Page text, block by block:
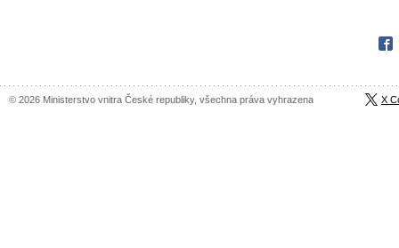
© 2026 Ministerstvo vnitra České republiky, všechna práva vyhrazena X